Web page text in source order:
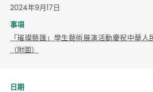
2024年9月17日
事項
「璀璨藝匯」學生藝術展演活動慶祝中華
（附圖）
日期